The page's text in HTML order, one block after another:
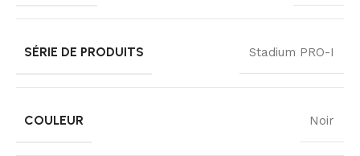
SÉRIE DE PRODUITS Stadium PRO-I
COULEUR Noir